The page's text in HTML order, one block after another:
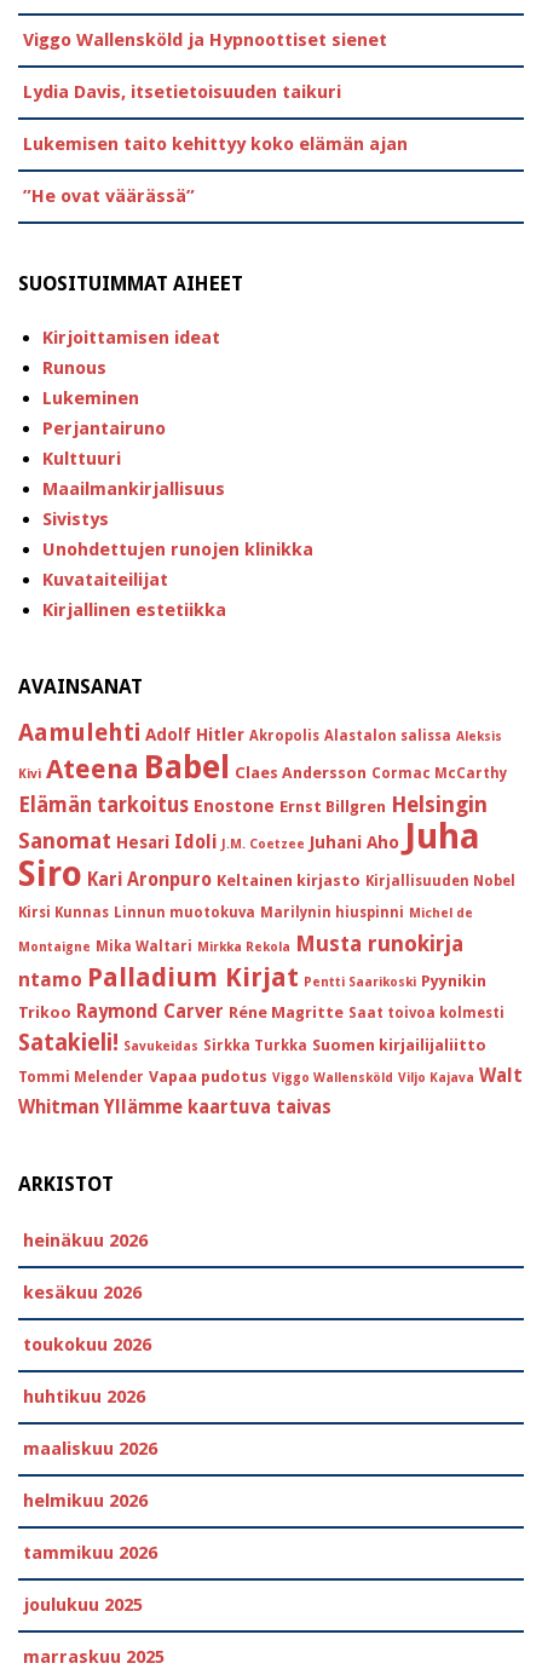
Viggo Wallensköld ja Hypnoottiset sienet
Lydia Davis, itsetietoisuuden taikuri
Lukemisen taito kehittyy koko elämän ajan
”He ovat väärässä”
SUOSITUIMMAT AIHEET
Kirjoittamisen ideat
Runous
Lukeminen
Perjantairuno
Kulttuuri
Maailmankirjallisuus
Sivistys
Unohdettujen runojen klinikka
Kuvataiteilijat
Kirjallinen estetiikka
AVAINSANAT
Aamulehti Adolf Hitler Akropolis Alastalon salissa Aleksis
Kivi Ateena Babel Claes Andersson Cormac McCarthy
Elämän tarkoitus Enostone Ernst Billgren Helsingin
Sanomat Hesari Idoli J.M. Coetzee Juhani Aho Juha
Siro Kari Aronpuro Keltainen kirjasto Kirjallisuuden Nobel
Kirsi Kunnas Linnun muotokuva Marilynin hiuspinni Michel de
Montaigne Mika Waltari Mirkka Rekola Musta runokirja
ntamo Palladium Kirjat Pentti Saarikoski Pyynikin
Trikoo Raymond Carver Réne Magritte Saat toivoa kolmesti
Satakieli! Savukeidas Sirkka Turkka Suomen kirjailijaliitto
Tommi Melender Vapaa pudotus Viggo Wallensköld Viljo Kajava Walt
Whitman Yllämme kaartuva taivas
ARKISTOT
heinäkuu 2026
kesäkuu 2026
toukokuu 2026
huhtikuu 2026
maaliskuu 2026
helmikuu 2026
tammikuu 2026
joulukuu 2025
marraskuu 2025